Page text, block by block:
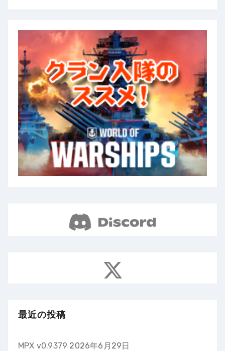
最近の投稿
MPX v0.9379 2026年6月29日